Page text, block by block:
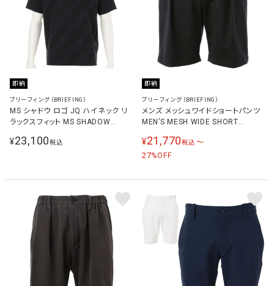
即納
ブリーフィング（BRIEFING）
MS シャドウ ロゴ JQ ハイネック リ
ラックスフィット MS SHADOW
ルフウェア 半袖シャツ ブラック
¥23,100税込
即納
ブリーフィング（BRIEFING）
メンズ メッシュワイドショートパンツ
MEN’S MESH WIDE SHORT
BLACK
¥21,770税込 〜
27%OFF